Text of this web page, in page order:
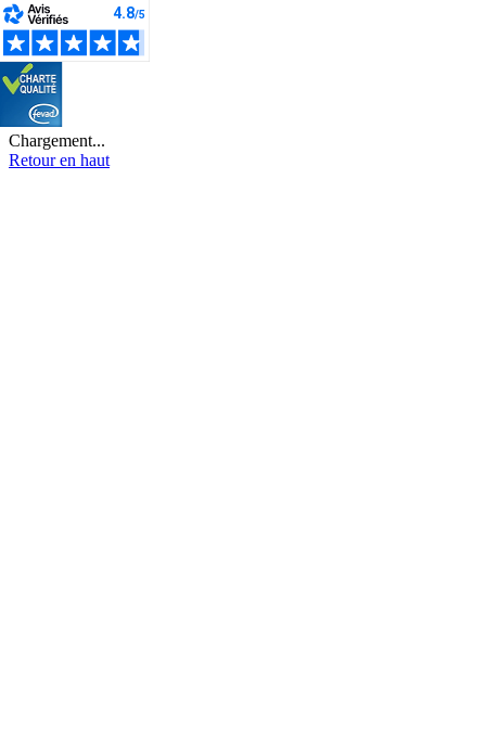
Chargement...
Retour en haut